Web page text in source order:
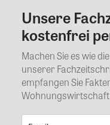
Unsere
kostenfrei
Machen Sie es wie
unserer
empfangen Sie